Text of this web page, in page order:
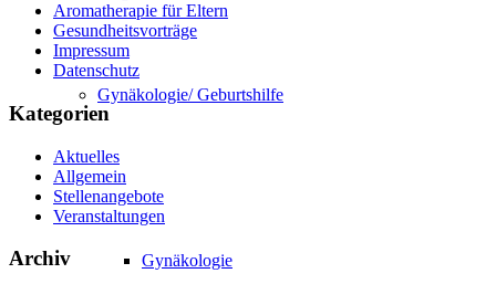
Gynäkologie/ Geburtshilfe
Gynäkologie
Aromatherapie für Eltern
Gesundheitsvorträge
Impressum
Datenschutz
Kategorien
Aktuelles
Allgemein
Stellenangebote
Veranstaltungen
Archiv